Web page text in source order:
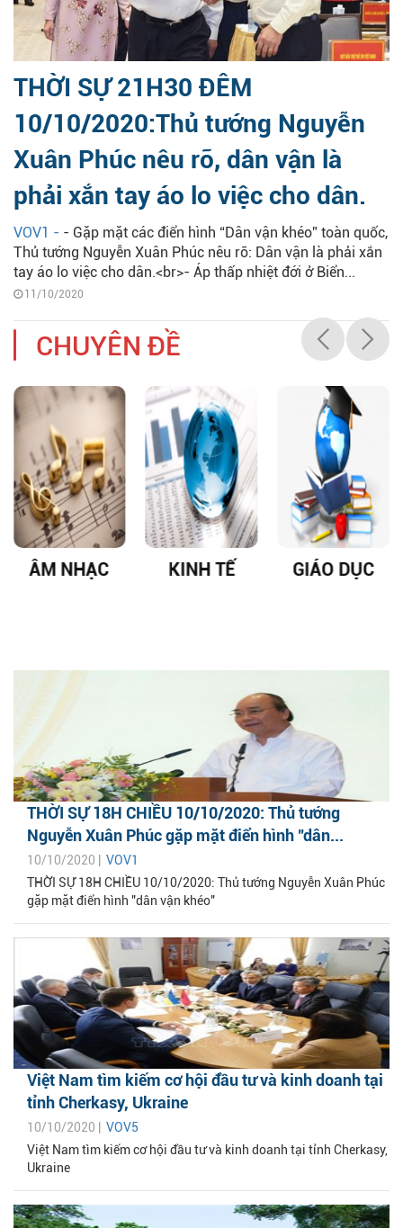
THỜI SỰ 21H30 ĐÊM
10/10/2020:Thủ tướng Nguyễn
Xuân Phúc nêu rõ, dân vận là
phải xắn tay áo lo việc cho dân.
VOV1 - - Gặp mặt các điển hình “Dân vận khéo” toàn quốc,
Thủ tướng Nguyễn Xuân Phúc nêu rõ: Dân vận là phải xắn
tay áo lo việc cho dân.<br>- Áp thấp nhiệt đới ở Biển...
11/10/2020
CHUYÊN ĐỀ
ÂM NHẠC KINH TẾ GIÁO DỤC
THỜI SỰ 18H CHIỀU 10/10/2020: Thủ tướng
Nguyễn Xuân Phúc gặp mặt điển hình "dân...
10/10/2020 | VOV1
THỜI SỰ 18H CHIỀU 10/10/2020: Thủ tướng Nguyễn Xuân Phúc
gặp mặt điển hình "dân vận khéo"
Việt Nam tìm kiếm cơ hội đầu tư và kinh doanh tại
tỉnh Cherkasy, Ukraine
10/10/2020 | VOV5
Việt Nam tìm kiếm cơ hội đầu tư và kinh doanh tại tỉnh Cherkasy,
Ukraine